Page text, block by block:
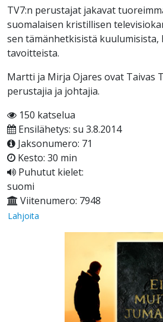
TV7:n perustajat jakavat
suomalaisen kristillisen
sen tämänhetkisistä kuulumisista,
tavoitteista.
Martti ja Mirja Ojares ovat Taivas
perustajia ja johtajia.
150 katselua
Ensilähetys: su 3.8.2014
Jaksonumero: 71
Kesto: 30 min
Puhutut kielet:
suomi
Viitenumero: 7948
Lahjoita